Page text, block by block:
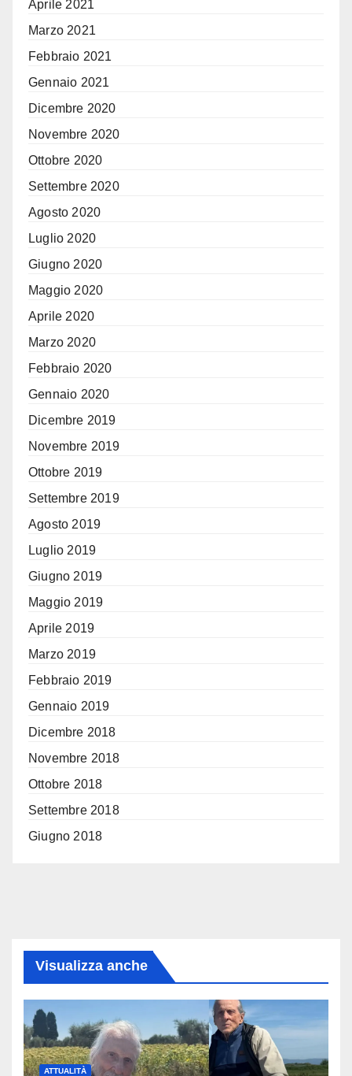
Aprile 2021
Marzo 2021
Febbraio 2021
Gennaio 2021
Dicembre 2020
Novembre 2020
Ottobre 2020
Settembre 2020
Agosto 2020
Luglio 2020
Giugno 2020
Maggio 2020
Aprile 2020
Marzo 2020
Febbraio 2020
Gennaio 2020
Dicembre 2019
Novembre 2019
Ottobre 2019
Settembre 2019
Agosto 2019
Luglio 2019
Giugno 2019
Maggio 2019
Aprile 2019
Marzo 2019
Febbraio 2019
Gennaio 2019
Dicembre 2018
Novembre 2018
Ottobre 2018
Settembre 2018
Giugno 2018
Visualizza anche
ATTUALITÀ